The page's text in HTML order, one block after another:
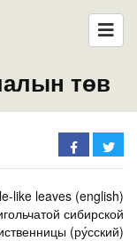
төв
like leaves (english)
сибирской
(ру́сский)